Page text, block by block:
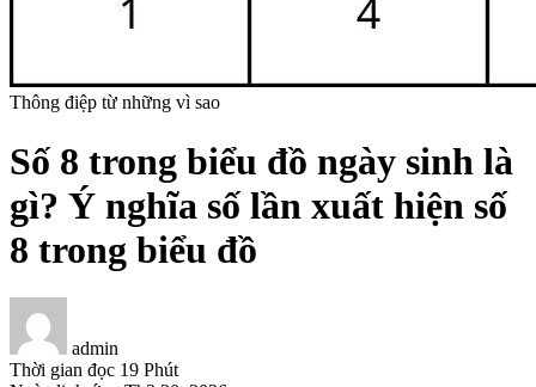
Thông điệp từ những vì sao
Số 8 trong biểu đồ ngày sinh là
gì? Ý nghĩa số lần xuất hiện số
8 trong biểu đồ
admin
Thời gian đọc 19 Phút